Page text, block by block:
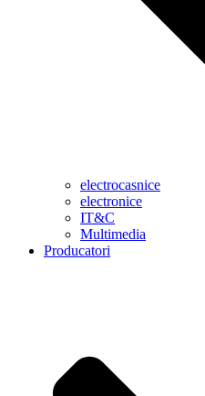
electrocasnice
electronice
IT&C
Multimedia
Producatori